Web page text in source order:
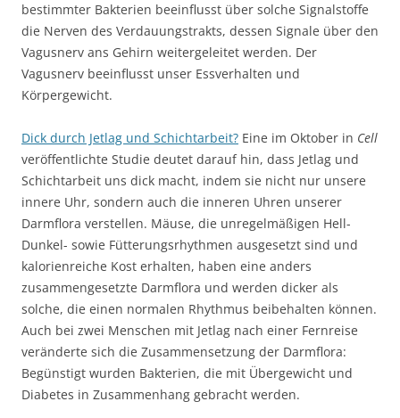
bestimmter Bakterien beeinflusst über solche Signalstoffe
die Nerven des Verdauungstrakts, dessen Signale über den
Vagusnerv ans Gehirn weitergeleitet werden. Der
Vagusnerv beeinflusst unser Essverhalten und
Körpergewicht.
Dick durch Jetlag und Schichtarbeit? Eine im Oktober in Cell
veröffentlichte Studie deutet darauf hin, dass Jetlag und
Schichtarbeit uns dick macht, indem sie nicht nur unsere
innere Uhr, sondern auch die inneren Uhren unserer
Darmflora verstellen. Mäuse, die unregelmäßigen Hell-
Dunkel- sowie Fütterungsrhythmen ausgesetzt sind und
kalorienreiche Kost erhalten, haben eine anders
zusammengesetzte Darmflora und werden dicker als
solche, die einen normalen Rhythmus beibehalten können.
Auch bei zwei Menschen mit Jetlag nach einer Fernreise
veränderte sich die Zusammensetzung der Darmflora:
Begünstigt wurden Bakterien, die mit Übergewicht und
Diabetes in Zusammenhang gebracht werden.